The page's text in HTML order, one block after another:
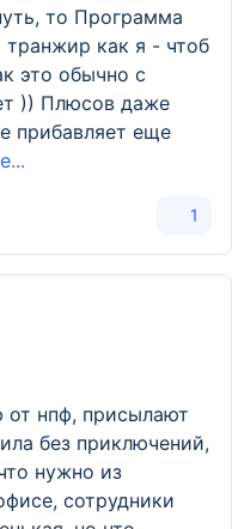
то Программа
как я - чтоб
это обычно с
)) Плюсов даже
прибавляет еще
1
нпф, присылают
без приключений,
нужно из
сотрудники